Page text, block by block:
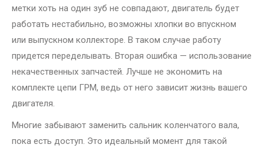
метки хоть на один зуб не совпадают, двигатель будет
работать нестабильно, возможны хлопки во впускном
или выпускном коллекторе. В таком случае работу
придется переделывать. Вторая ошибка — использование
некачественных запчастей. Лучше не экономить на
комплекте цепи ГРМ, ведь от него зависит жизнь вашего
двигателя.
Многие забывают заменить сальник коленчатого вала,
пока есть доступ. Это идеальный момент для такой